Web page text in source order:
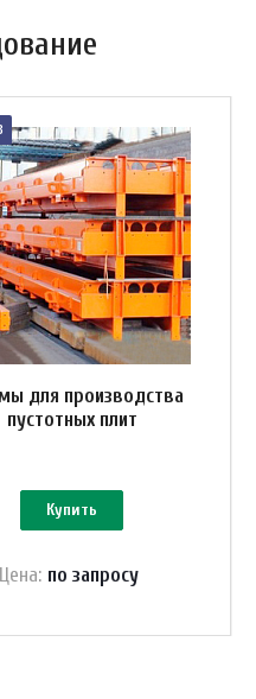
для производства
пустотных плит
Купить
Цена: по запросу